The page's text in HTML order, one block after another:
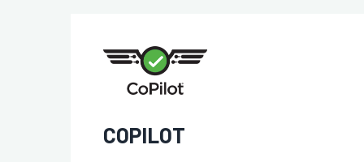
COPILOT